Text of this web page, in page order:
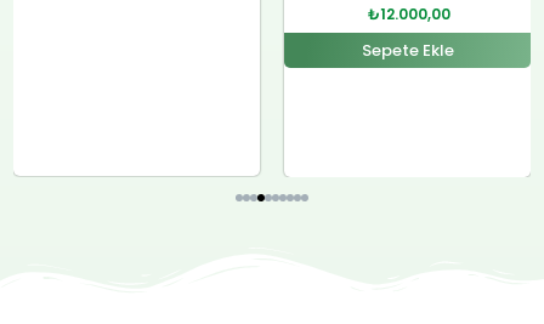
₺12.000,00
Sepete Ekle